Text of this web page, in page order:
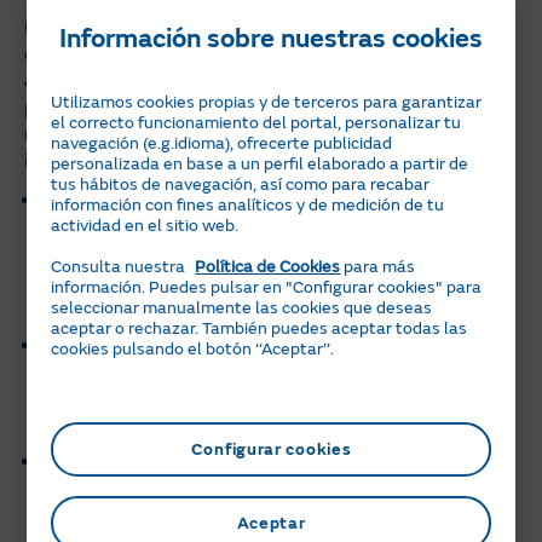
Instalar placas solares y elegir para ellas
la mejor tarifa
es una buena forma de ahorrar y cuidar el medio
ambiente. Pero los beneficios de la energía solar se
producen incluso cuando llega el momento de cambiar
unos paneles por otros, porque el reciclaje tiene un
impacto positivo:
Optimización de recursos. El reciclaje de materiales
procedentes de placas solares
a la extracción de más materias primas para la
elaboración de nuevos paneles. Lo cual tiene un
impacto positivo sobre el medio ambiente.
Menos residuos. Si somos capaces de aprovechar al
materiales contaminantes.
Generación de empleo. A medida que avanza el
reciclaje de paneles solares, hay más empresas
dedicadas a esta labor que están creando puestos de
Información sobre nuestras cookies
Utilizamos cookies propias y de terceros para garantizar
el correcto funcionamiento del portal, personalizar tu
navegación (e.g.idioma), ofrecerte publicidad
personalizada en base a un perfil elaborado a partir de
tus hábitos de navegación, así como para recabar
información con fines analíticos y de medición de tu
actividad en el sitio web.
Consulta nuestra Política de Cookies para más
información. Puedes pulsar en "Configurar cookies" para
seleccionar manualmente las cookies que deseas
aceptar o rechazar. También puedes aceptar todas las
cookies pulsando el botón ‘‘Aceptar’’.
Configurar cookies
Aceptar